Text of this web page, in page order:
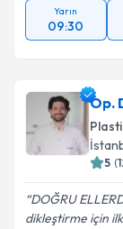
Yarın
09:30
Op.
5 (
DOĞRU
dikleştirme için